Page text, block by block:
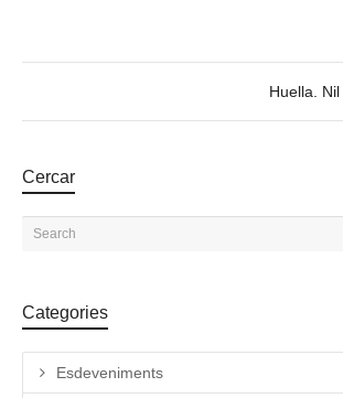
Cercar
Categories
Esdeveniments